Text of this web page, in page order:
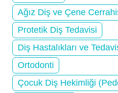
Ağız Diş ve Çene
Protetik Diş Tedavisi
Diş Hastalıkları ve
Ortodonti
Çocuk Diş Hekimliği